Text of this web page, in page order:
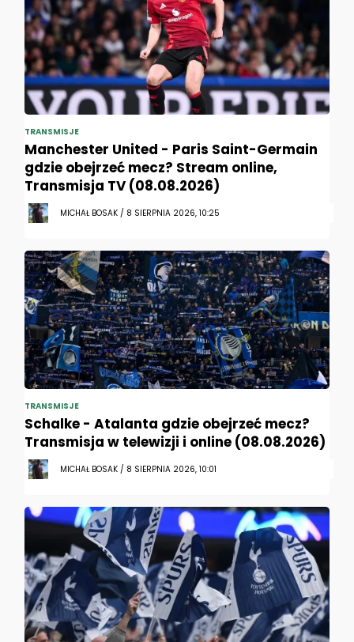
TRANSMISJE
Manchester United - Paris Saint-Germain
gdzie obejrzeć mecz? Stream online,
Transmisja TV (08.08.2026)
MICHAŁ BOSAK / 8 SIERPNIA 2026, 10:25
TRANSMISJE
Schalke - Atalanta gdzie obejrzeć mecz?
Transmisja w telewizji i online (08.08.2026)
MICHAŁ BOSAK / 8 SIERPNIA 2026, 10:01